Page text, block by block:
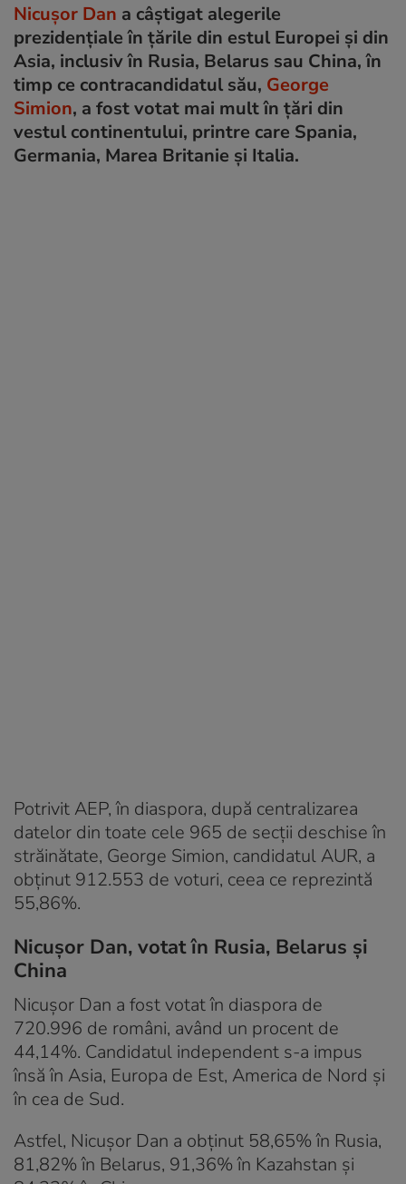
Nicușor Dan a câștigat alegerile
prezidențiale în țările din estul Europei și din
Asia, inclusiv în Rusia, Belarus sau China, în
timp ce contracandidatul său, George
Simion, a fost votat mai mult în țări din
vestul continentului, printre care Spania,
Germania, Marea Britanie și Italia.
Potrivit AEP, în diaspora, după centralizarea
datelor din toate cele 965 de secții deschise în
străinătate, George Simion, candidatul AUR, a
obținut 912.553 de voturi, ceea ce reprezintă
55,86%.
Nicușor Dan, votat în Rusia, Belarus și
China
Nicușor Dan a fost votat în diaspora de
720.996 de români, având un procent de
44,14%. Candidatul independent s-a impus
însă în Asia, Europa de Est, America de Nord și
în cea de Sud.
Astfel, Nicușor Dan a obținut 58,65% în Rusia,
81,82% în Belarus, 91,36% în Kazahstan și